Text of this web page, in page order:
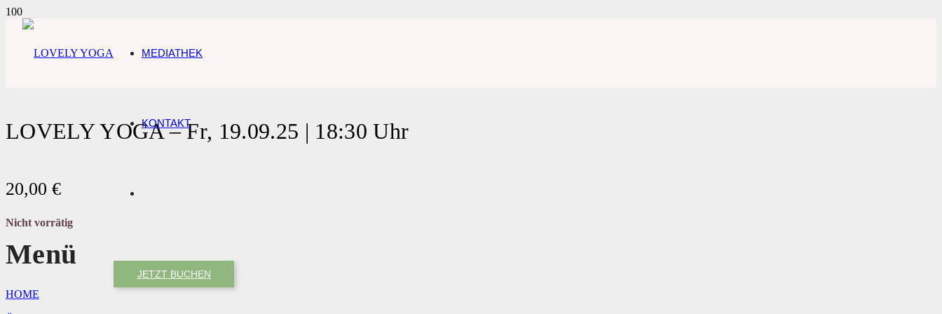
MEDIATHEK
KONTAKT
JETZT BUCHEN
LOVELY YOGA – Fr, 19.09.25 | 18:30 Uhr
20,00 €
Nicht vorrätig
Menü
HOME